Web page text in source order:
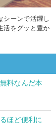
シーンで活躍し
活をグッと豊か
料なんだ本
ほど便利に